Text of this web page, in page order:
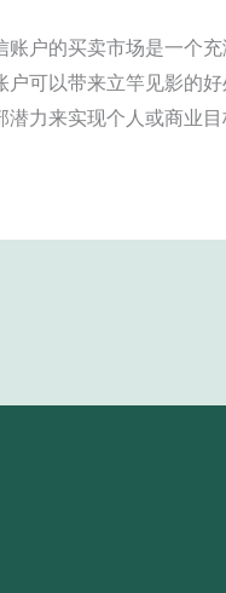
账户的买卖市场是一个
户可以带来立竿见影的
潜力来实现个人或商业